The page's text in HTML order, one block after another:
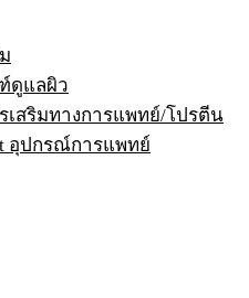
ดูแลผิว
เสริมทางการแพทย์/โปรตีน
อุปกรณ์การแพทย์